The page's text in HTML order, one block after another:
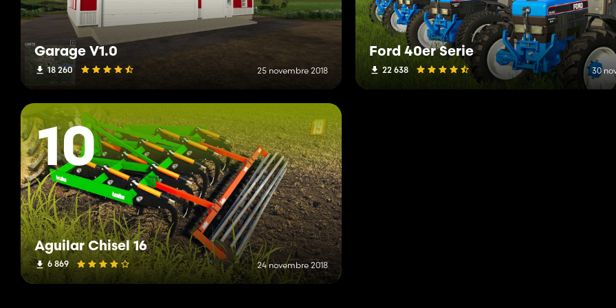
Garage V1.0
18 260 25 novembre 2018
Ford 40er Serie
22 638 30
10
Aguilar Chisel 16
6 869 24 novembre 2018